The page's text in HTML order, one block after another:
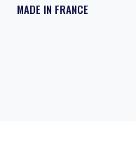
MADE IN FRANCE
Architectes et